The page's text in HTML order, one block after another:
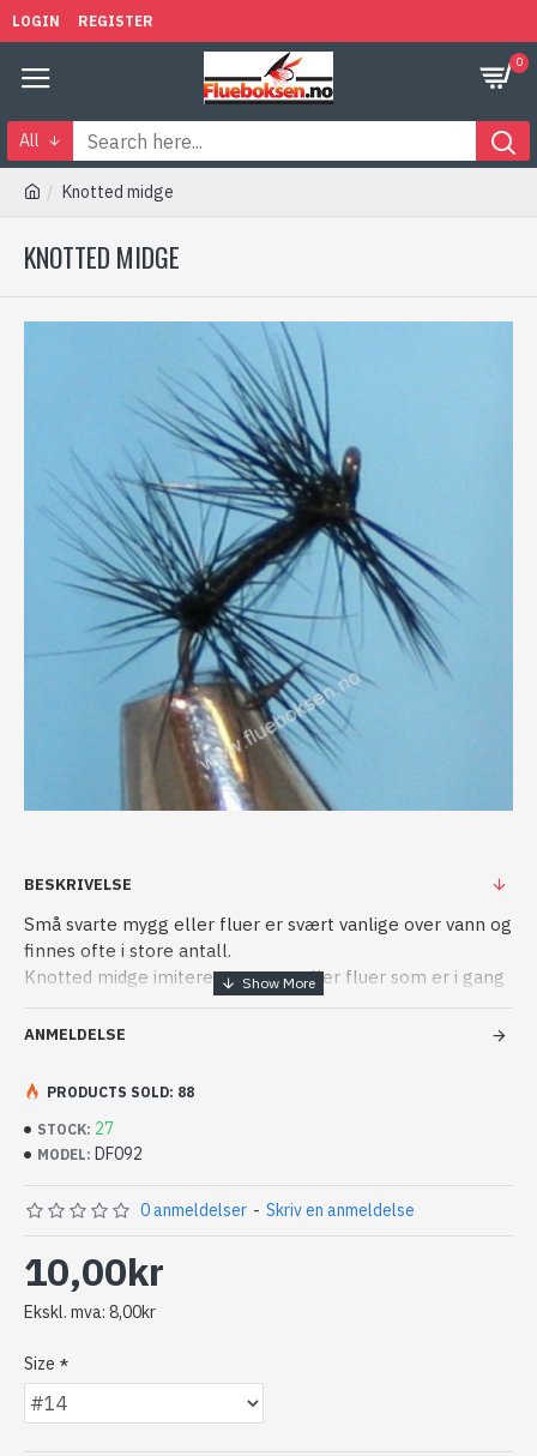
LOGIN REGISTER
0
All
Knotted midge
KNOTTED MIDGE
BESKRIVELSE
Små svarte mygg eller fluer er svært vanlige over vann og
finnes ofte i store antall.
Knotted midge imiterer to mygg eller fluer som er i gang
med parring. Gir en veldig livaktig og naturtro siluett som
ørreten ikke klarer å motstå.
kvelden.
krok: Kumho
ANMELDELSE
STOCK: 27
MODEL: DF092
PRODUCTS SOLD: 88
0 anmeldelser - Skriv en anmeldelse
10,00kr
Ekskl. mva: 8,00kr
Size